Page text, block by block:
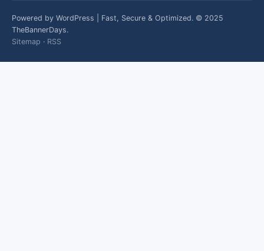
Powered by WordPress | Fast, Secure & Optimized. © 2025
TheBannerDays.
Sitemap · RSS